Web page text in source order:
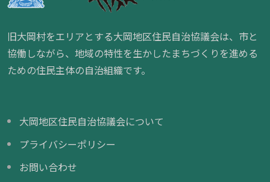
旧大岡村をエリアとする大岡地区住民自治協議会は、市と
協働しながら、地域の特性を生かしたまちづくりを進める
ための住民主体の自治組織です。
大岡地区住民自治協議会について
プライバシーポリシー
お問い合わせ